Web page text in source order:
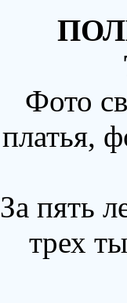
Фото
платья,
За пять
трех